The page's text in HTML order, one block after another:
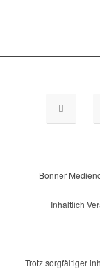
Bonner
Inhaltlich
Trotz sorgfältiger